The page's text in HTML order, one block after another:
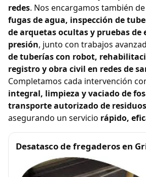
redes. Nos encargamos también
fugas de agua, inspección de
de arquetas ocultas y pruebas de
presión, junto con trabajos
de tuberías con robot,
registro y obra civil en redes de
Completamos cada intervención
integral, limpieza y vaciado de
transporte autorizado de
asegurando un servicio rápido,
Desatasco de fregaderos en